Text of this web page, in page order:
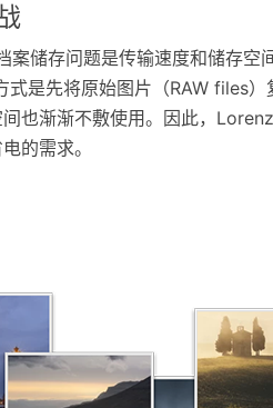
案储存问题是传输速度和储存
是先将原始图片（RAW files
也渐渐不敷使用。因此，
的需求。